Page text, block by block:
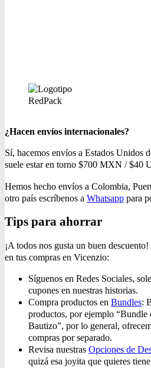
¿Hacen envíos internacionales?
Sí, hacemos envíos a Estados Unidos
suele estar en torno $700 MXN / $40
Hemos hecho envíos a Colombia,
otro país escríbenos a Whatsapp para
Tips para ahorrar
¡A todos nos gusta un buen
en tus compras en Vicenzio:
Síguenos en Redes Sociales,
cupones en nuestras historias.
Compra productos en Bundles:
productos, por ejemplo “Bundle
Bautizo”, por lo general,
compras por separado.
Revisa nuestras Opciones de
quizá esa joyita que quieres